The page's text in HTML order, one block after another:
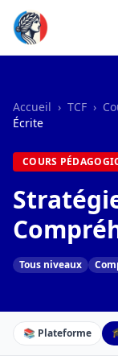
Accueil › TCF ›
Écrite
COURS
Tous niveaux
📚 Plateforme